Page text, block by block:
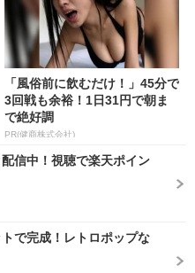
「風俗前に飲むだけ！」45分で
3回戦も余裕！1日31円で朝ま
で絶好調
PR(健商株式会社)
配信中！視聴で楽天ポイン
で完成！レトロポップな